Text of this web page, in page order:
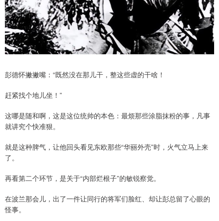
彭德怀撇撇嘴：“既然没在那儿干，整这些虚的干啥！
赶紧找个地儿坐！”
这哪是随和啊，这是这位统帅的本色：最烦那些涂脂抹粉的事，凡事
就讲究个快准狠。
就是这种脾气，让他回头看见东欧那些“华丽外壳”时，火气立马上来
了。
再看第二个环节，是关于“内部烂根子”的敏锐察觉。
在波兰那会儿，出了一件让同行的将军们脸红、却让彭总留了心眼的
怪事。